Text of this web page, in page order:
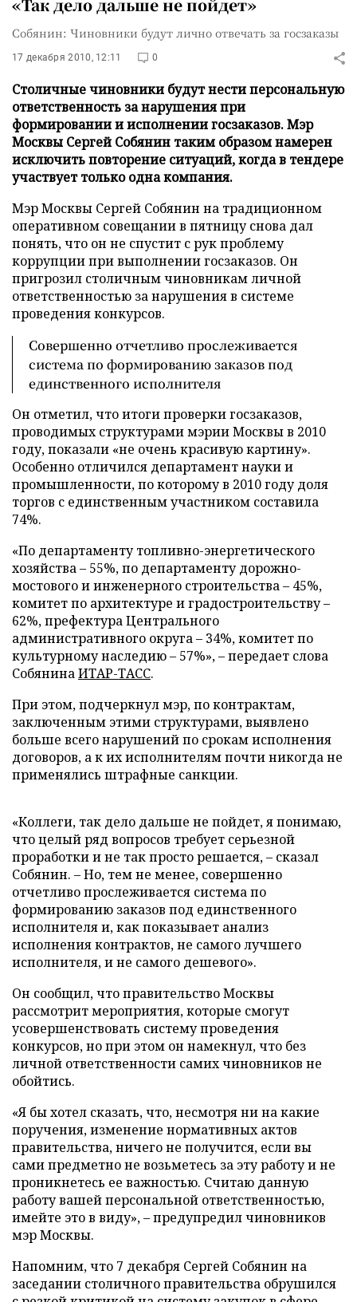
«Так дело дальше не пойдет»
Собянин: Чиновники будут лично отвечать за госзаказы
17 декабря 2010, 12:11 0
Столичные чиновники будут нести персональную
ответственность за нарушения при
формировании и исполнении госзаказов. Мэр
Москвы Сергей Собянин таким образом намерен
исключить повторение ситуаций, когда в тендере
участвует только одна компания.
Мэр Москвы Сергей Собянин на традиционном
оперативном совещании в пятницу снова дал
понять, что он не спустит с рук проблему
коррупции при выполнении госзаказов. Он
пригрозил столичным чиновникам личной
ответственностью за нарушения в системе
проведения конкурсов.
Совершенно отчетливо прослеживается
система по формированию заказов под
единственного исполнителя
Он отметил, что итоги проверки госзаказов,
проводимых структурами мэрии Москвы в 2010
году, показали «не очень красивую картину».
Особенно отличился департамент науки и
промышленности, по которому в 2010 году доля
торгов с единственным участником составила
74%.
«По департаменту топливно-энергетического
хозяйства – 55%, по департаменту дорожно-
мостового и инженерного строительства – 45%,
комитет по архитектуре и градостроительству –
62%, префектура Центрального
административного округа – 34%, комитет по
культурному наследию – 57%»,–передает слова
СобянинаИТАР-ТАСС.
При этом, подчеркнул мэр, по контрактам,
заключенным этими структурами, выявлено
больше всего нарушений по срокам исполнения
договоров, а к их исполнителям почти никогда не
применялись штрафные санкции.
«Коллеги, так дело дальше не пойдет, я понимаю,
что целый ряд вопросов требует серьезной
проработки и не так просто решается,– сказал
Собянин. –Но, тем не менее, совершенно
отчетливо прослеживается система по
формированию заказов под единственного
исполнителя и, как показывает анализ
исполнения контрактов, не самого лучшего
исполнителя, и не самого дешевого».
Он сообщил, что правительство Москвы
рассмотрит мероприятия, которые смогут
усовершенствовать систему проведения
конкурсов, но при этом он намекнул, что без
личной ответственности самих чиновников не
обойтись.
«Я бы хотел сказать, что, несмотря ни на какие
поручения, изменение нормативных актов
правительства, ничего не получится, если вы
сами предметно не возьметесь за эту работу и не
проникнетесь ее важностью. Считаю данную
работу вашей персональной ответственностью,
имейте это в виду»,–предупредил чиновников
мэр Москвы.
Напомним, что 7 декабря Сергей Собянин на
заседании столичного правительства обрушился